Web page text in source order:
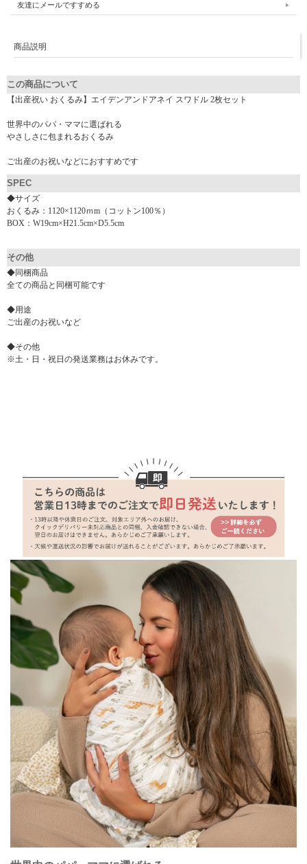
友達にメールですすめる
商品説明
この商品について
【出産祝い おくるみ】エイデンアンドアネイ スワドル 2枚セット
世界中のパパ・ママに選ばれる
やさしさに包まれるおくるみ
ご出産のお祝いなどにおすすめです
SPEC
◆サイズ
おくるみ：1120×1120ｍm（コットン100％）
BOX：W19cm×H21.5cm×D5.5cm
その他
◆同梱商品
全ての商品と同梱可能です
◆用途
ご出産のお祝いなど
◆その他
※土・日・祝日の発送業務はお休みです。